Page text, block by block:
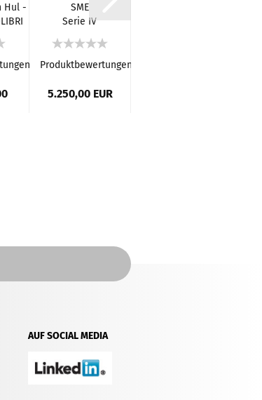
- The
SME
Serie IV
Produktbewertungen
5.250,00 EUR
AUF SOCIAL MEDIA